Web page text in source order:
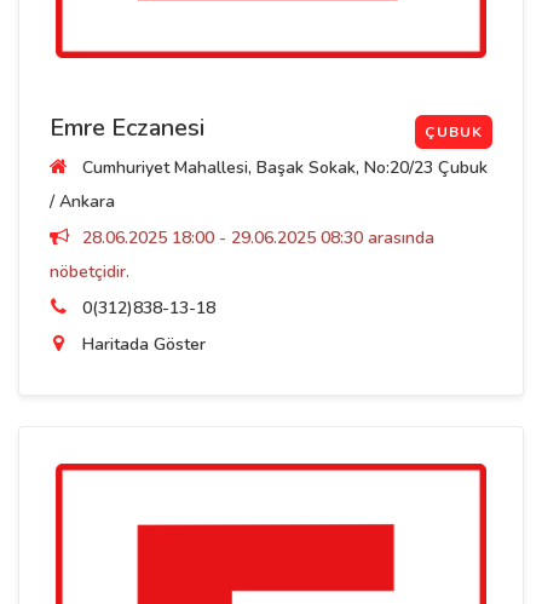
Emre Eczanesi ÇUBUK
Cumhuriyet Mahallesi, Başak Sokak, No:20/23 Çubuk
/ Ankara
28.06.2025 18:00 - 29.06.2025 08:30 arasında
nöbetçidir.
0(312)838-13-18
Haritada Göster